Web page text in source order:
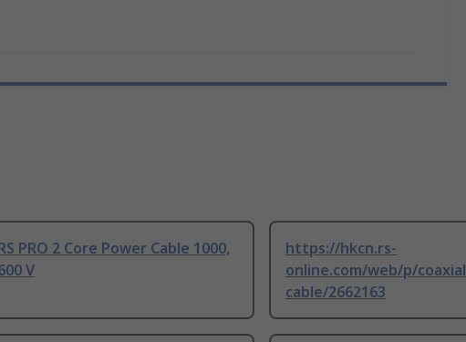
PRO 2 Core Power Cable 1000,
V
https://hkcn.rs-
online.com/web/p/
cable/2662163